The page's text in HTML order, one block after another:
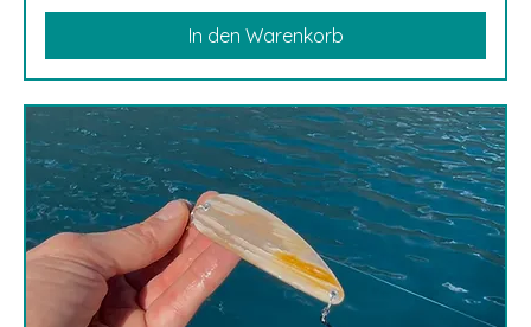
In den Warenkorb